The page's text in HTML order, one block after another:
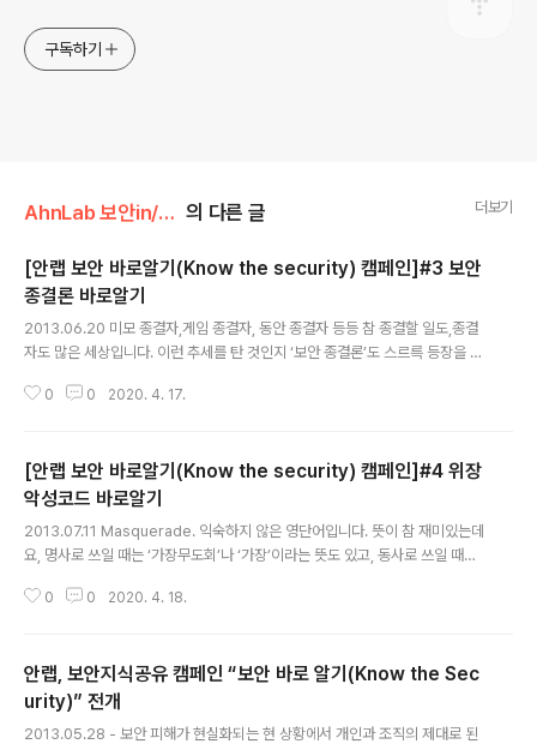
구독하기
AhnLab 보안in/AhnLab 보안 바로알기 의 다른 글 더보기
[안랩 보안 바로알기(Know the security) 캠페인]#3 보안
종결론 바로알기
2013.06.20 미모 종결자,게임 종결자, 동안 종결자 등등 참 종결할 일도,종결
자도 많은 세상입니다. 이런 추세를 탄 것인지 ‘보안 종결론’도 스르륵 등장을 했
안 종결론에 대해 자세히 알아보겠습니다. 보안 종결론은 그야말로 “이것만 하
들자면,현관뿐만 아니라 창문,담벼락,지붕과 마당 등 수많은 보안 포인트가 있
습니다.보안 종결론은 이 수많은 포인트 중 하나만 지키면 절대 도둑이 들지 않
는다는 주장과 다를 바가 없습니다.특히, 최근의 보안사고의 피해를 감안할 때 ..
0 0 2020. 4. 17.
[안랩 보안 바로알기(Know the security) 캠페인]#4 위장
악성코드 바로알기
2013.07.11 Masquerade. 익숙하지 않은 영단어입니다. 뜻이 참 재미있는데
요, 명사로 쓰일 때는 ‘가장무도회’나 ‘가장’이라는 뜻도 있고, 동사로 쓰일 때는
갑자기 웬 영어단어 이야기냐구요? 안랩의 보안 바로알기(Know the securit
을 내 PC에 설치하기 싫어할 겁니다. 그래서 악성코드 제작자들은 자신의 악성
코드를 PC에 침투시키기 위해서 자연스럽게 ‘위장’이라는 방법을 택했습니다.
이 위장의 범위는 정말이지 너무나 다양해서 모두 설명하기..
0 0 2020. 4. 18.
안랩, 보안지식공유 캠페인 “보안 바로 알기(Know the Sec
urity)” 전개
2013.05.28 - 보안 피해가 현실화되는 현 상황에서 개인과 조직의 제대로 된